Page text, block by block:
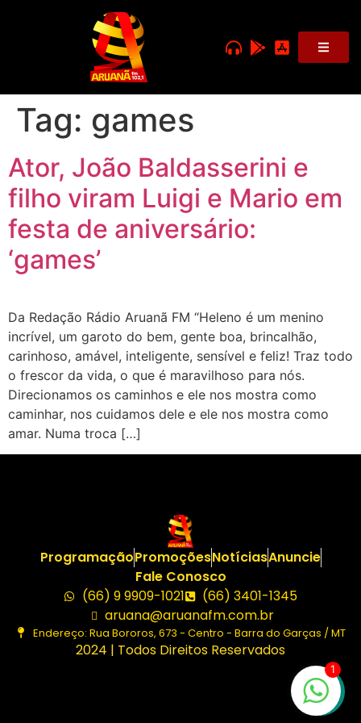
Tag: games
Ator, João Baldasserini e
filho viram Luigi e Mario em
festa de aniversário:
‘games’
Da Redação Rádio Aruanã FM “Heleno é um menino
incrível, um garoto do bem, gente boa, brincalhão,
carinhoso, amável, inteligente, sensível e feliz! Traz todo
o frescor da vida, o que é maravilhoso para nós.
Direcionamos os caminhos e ele nos mostra como
caminhar, nos cuidamos dele e ele nos mostra como
amar. Numa troca […]
ProgramaçãoPromoçõesNotíciasAnuncie
Fale Conosco
(66) 9 9909-1021
(66) 3401-1345
aruana@aruanafm.com.br
Endereço: Rua Bororos, 673 - Centro - Barra do Garças / MT
2024 | Todos Direitos Reservados
1